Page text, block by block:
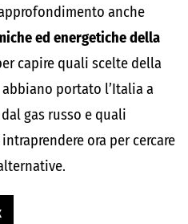
anche
ed energetiche della
capire quali scelte della
portato l’Italia a
gas russo e quali
ora per cercare